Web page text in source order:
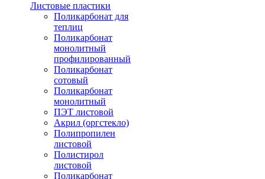
Листовые пластики
Поликарбонат для
теплиц
Поликарбонат
монолитный
профилированный
Поликарбонат
сотовый
Поликарбонат
монолитный
ПЭТ листовой
Акрил (оргстекло)
Полипропилен
листовой
Полистирол
листовой
Поликарбонат